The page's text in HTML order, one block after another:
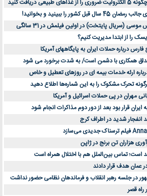
دریافت کنید
را ببینید و بخوانید!
(سریال پایتخت) در اولین فیلمش در 31 سالگی
را از ابتدا مدیریت کنیم؟
درباره حملات ایران به پایگاههای آمریکا
همکاری با دشمن است/ به شدت برخورد می شود
ارئه خدمات بیمه ای در روزهای تعطیل و خاص
تحرک مشکوک را به این شماره‌ها اطلاع دهید
قرار بود بعد از دور دوم مذاکرات انجام شود
انفجار شدید در اطراف کرج
هزاران تن برنج در ژاپن
در جلسه رهبر انقلاب و فرماندهان نظامی حضور نداشت
راه قصر